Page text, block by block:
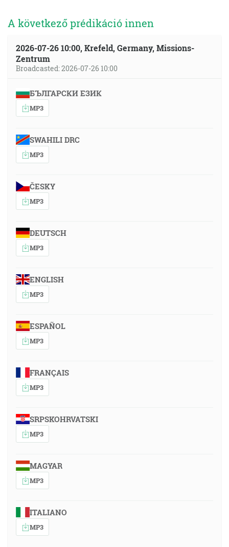
A következő prédikáció innen
2026-07-26 10:00, Krefeld, Germany, Missions-
Zentrum
Broadcasted: 2026-07-26 10:00
БЪЛГАРСКИ ЕЗИК
MP3
SWAHILI DRC
MP3
ČESKY
MP3
DEUTSCH
MP3
ENGLISH
MP3
ESPAÑOL
MP3
FRANÇAIS
MP3
SRPSKOHRVATSKI
MP3
MAGYAR
MP3
ITALIANO
MP3